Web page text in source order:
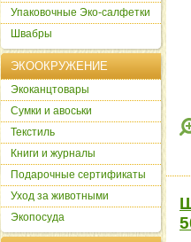
Упаковочные Эко-салфетки
Швабры
ЭКООКРУЖЕНИЕ
Экоканцтовары
Сумки и авоськи
Текстиль
Книги и журналы
Подарочные сертификаты
Уход за животными
Экопосуда